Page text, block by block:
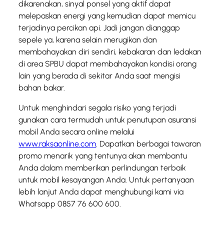
dikarenakan, sinyal ponsel yang aktif dapat
melepaskan energi yang kemudian dapat memicu
terjadinya percikan api. Jadi jangan dianggap
sepele ya, karena selain merugikan dan
membahayakan diri sendiri, kebakaran dan ledakan
di area SPBU dapat membahayakan kondisi orang
lain yang berada di sekitar Anda saat mengisi
bahan bakar.
Untuk menghindari segala risiko yang terjadi
gunakan cara termudah untuk penutupan asuransi
mobil Anda secara online melalui
www.raksaonline.com. Dapatkan berbagai tawaran
promo menarik yang tentunya akan membantu
Anda dalam memberikan perlindungan terbaik
untuk mobil kesayangan Anda. Untuk pertanyaan
lebih lanjut Anda dapat menghubungi kami via
Whatsapp 0857 76 600 600.